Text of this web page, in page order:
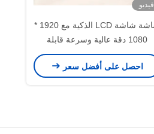
فيديو
شاشة شاشة LCD الذكية مع 1920 *
1080 دقة عالية وسرعة قابلة
للتعديل
احصل على أفضل سعر